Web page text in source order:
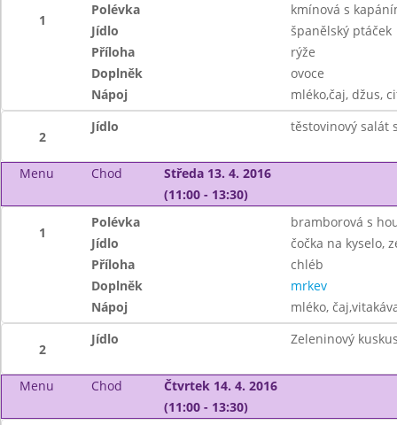
1
Polévka
kmínová s
Jídlo
španělský ptáček
Příloha
rýže
Doplněk
ovoce
Nápoj
mléko,čaj, džus,
2
Jídlo těstovinový salát
Menu Chod
Středa 13. 4. 2016
(11:00 - 13:30)
1
Polévka
bramborová s
Jídlo
čočka na kyselo,
Příloha
chléb
Doplněk
mrkev
Nápoj
mléko,
2
Jídlo Zeleninový
Menu Chod
Čtvrtek 14. 4. 2016
(11:00 - 13:30)